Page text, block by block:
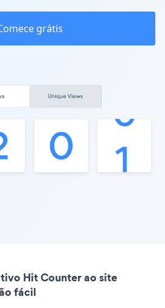
grátis
Hit Counter ao site
fácil